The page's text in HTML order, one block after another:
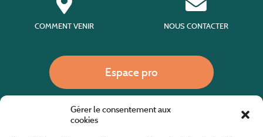
Gérer le consentement aux
cookies
COMMENT VENIR NOUS CONTACTER
Espace pro